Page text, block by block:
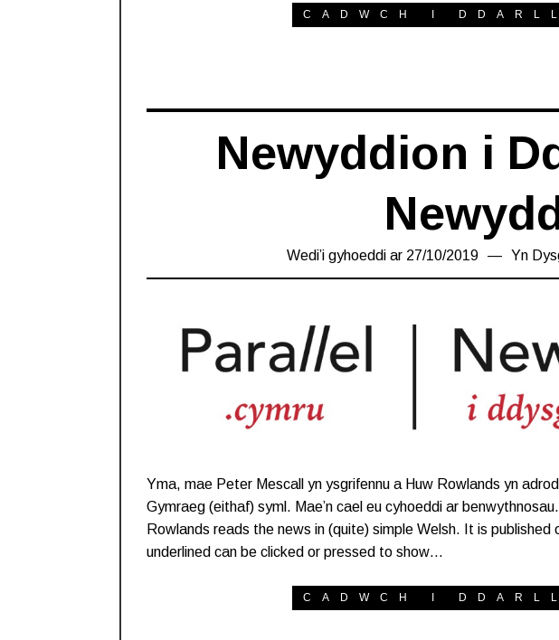
CADWCH I
Newyddion i
Wedi’i gyhoeddi ar 27/10/201928/10/2019
Yn
Yma, mae Peter Mescall yn ysgrifennu a Huw Rowlands yn
Gymraeg (eithaf) syml. Mae’n cael eu cyhoeddi ar
Rowlands reads the news in (quite) simple Welsh. It is
underlined can be clicked or pressed to show…
CADWCH I